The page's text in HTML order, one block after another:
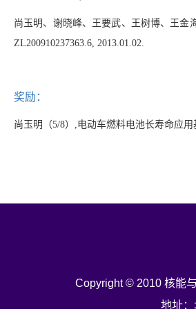
尚玉明、谢晓峰、王要武、王树博、王金
ZL200910237363.6, 2013.01.02.
奖励：
尚玉明（5/8） ,电动车燃料电池长寿命应
Copyright © 2010 核能
地址